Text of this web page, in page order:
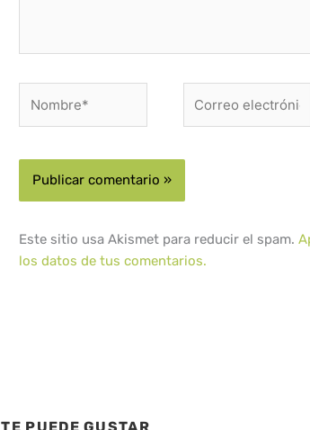
electrónico*
Este sitio usa Akismet para reducir el spam.
los datos de tus comentarios.